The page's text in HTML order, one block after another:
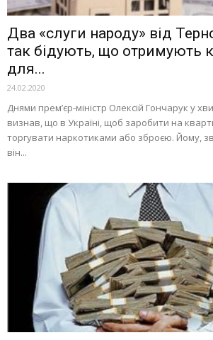
Два «слуги народу» від
так бідують, що отримують
для...
24.02.2020
Днями прем’єр-міністр Олексій Гончарук у
визнав, що в Україні, щоб заробити на
торгувати наркотиками або зброєю. Йому,
він...